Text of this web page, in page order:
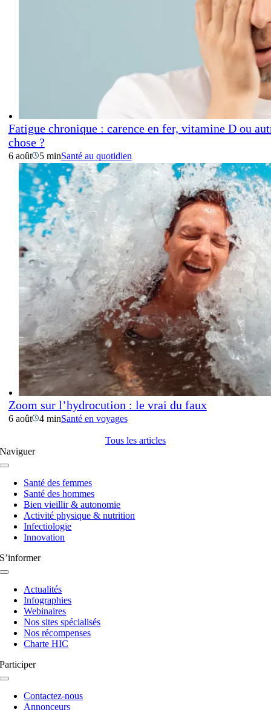
Fatigue chronique : carence en fer, vitamine D ou
chose ?
6 août 5 minSanté au quotidien
Zoom sur l’hydrocution : le vrai du faux
6 août 4 minSanté en voyages
Tous les articles
Naviguer
Navigation
basculeSanté des femmes
Santé des hommes
Bien vieillir & autonomie
Activité physique & nutrition
Infectiologie
Innovation
S’informer
Navigation
basculeActualités
Infographies
Webinaires
Nos sites spécialisés
Nos récompenses
Charte HIC
Participer
Navigation
basculeContactez-nous
Annonceurs